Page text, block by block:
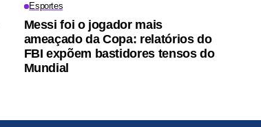
Esportes
Messi foi o jogador mais
ameaçado da Copa: relatórios do
FBI expõem bastidores tensos do
Mundial